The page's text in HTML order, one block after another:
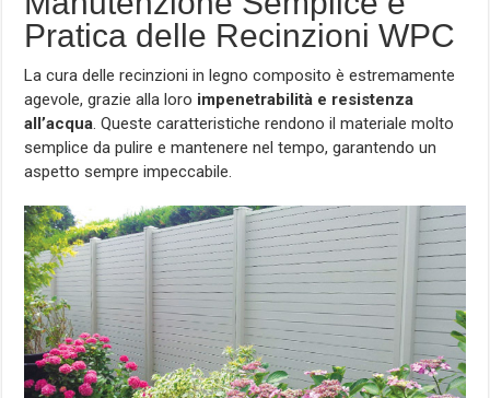
Pratica delle Recinzioni WPC
La cura delle recinzioni in legno composito è estremamente
agevole, grazie alla loro impenetrabilità e resistenza
all’acqua. Queste caratteristiche rendono il materiale molto
semplice da pulire e mantenere nel tempo, garantendo un
aspetto sempre impeccabile.